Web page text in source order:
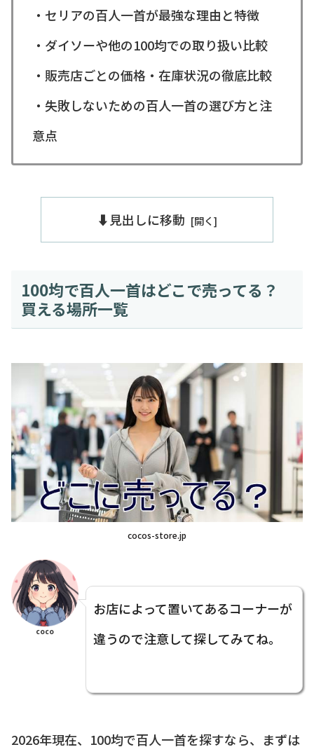
・セリアの百人一首が最強な理由と特徴
・ダイソーや他の100均での取り扱い比較
・販売店ごとの価格・在庫状況の徹底比較
・失敗しないための百人一首の選び方と注
意点
⬇️見出しに移動
100均で百人一首はどこで売ってる？
買える場所一覧
cocos-store.jp
coco
お店によって置いてあるコーナーが
違うので注意して探してみてね。
2026年現在、100均で百人一首を探すなら、まずは